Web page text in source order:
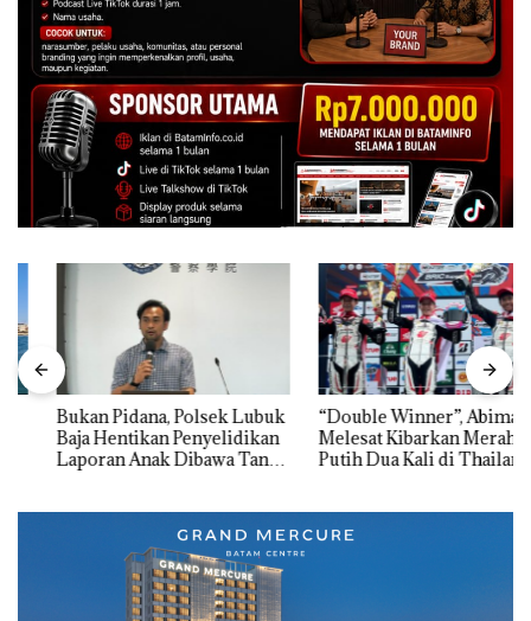
Bukan Pidana, Polsek Lubuk
Baja Hentikan Penyelidikan
Laporan Anak Dibawa Tanpa
“Double Winner”, Abimanyu
Melesat Kibarkan Merah
Putih Dua Kali di Thailand